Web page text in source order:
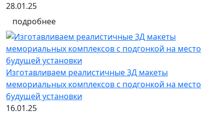
28.01.25
подробнее
Изготавливаем реалистичные 3Д макеты
мемориальных комплексов с подгонкой на место
будущей установки
16.01.25